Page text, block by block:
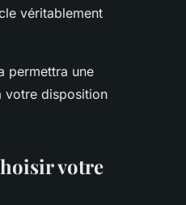
véritablement
permettra une
votre disposition
votre